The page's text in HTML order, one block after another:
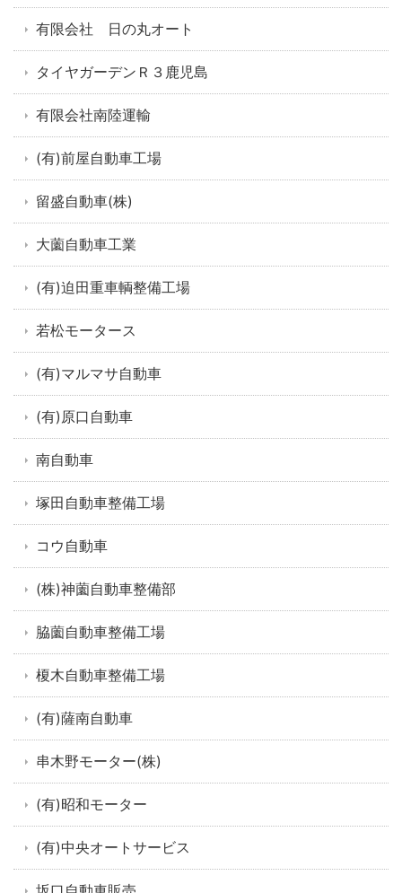
有限会社 日の丸オート
タイヤガーデンＲ３鹿児島
有限会社南陸運輸
(有)前屋自動車工場
留盛自動車(株)
大薗自動車工業
(有)迫田重車輌整備工場
若松モータース
(有)マルマサ自動車
(有)原口自動車
南自動車
塚田自動車整備工場
コウ自動車
(株)神薗自動車整備部
脇薗自動車整備工場
榎木自動車整備工場
(有)薩南自動車
串木野モーター(株)
(有)昭和モーター
(有)中央オートサービス